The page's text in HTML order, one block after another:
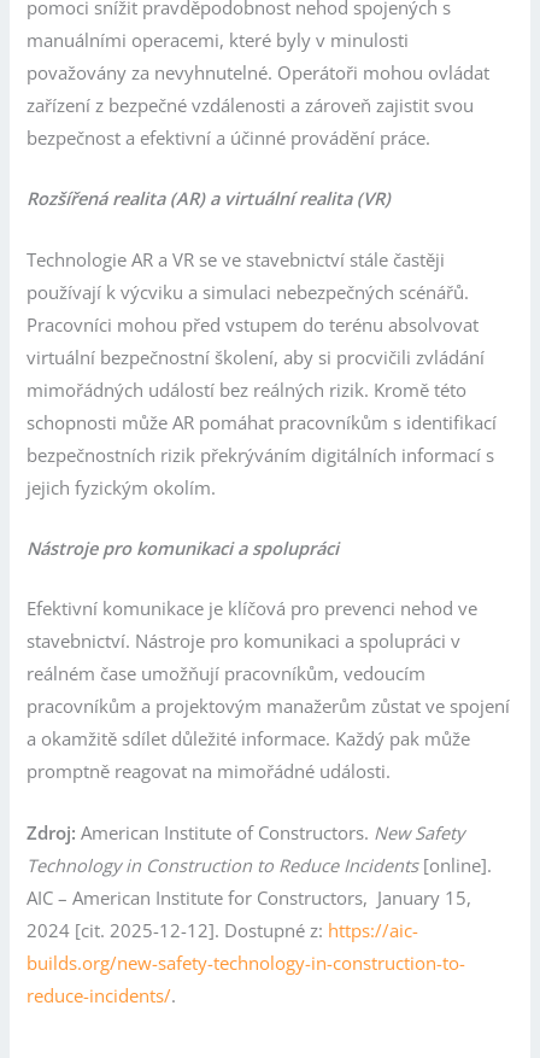
pomoci snížit pravděpodobnost nehod spojených s
manuálními operacemi, které byly v minulosti
považovány za nevyhnutelné. Operátoři mohou ovládat
zařízení z bezpečné vzdálenosti a zároveň zajistit svou
bezpečnost a efektivní a účinné provádění práce.
Rozšířená realita (AR) a virtuální realita (VR)
Technologie AR a VR se ve stavebnictví stále častěji
používají k výcviku a simulaci nebezpečných scénářů.
Pracovníci mohou před vstupem do terénu absolvovat
virtuální bezpečnostní školení, aby si procvičili zvládání
mimořádných událostí bez reálných rizik. Kromě této
schopnosti může AR pomáhat pracovníkům s identifikací
bezpečnostních rizik překrýváním digitálních informací s
jejich fyzickým okolím.
Nástroje pro komunikaci a spolupráci
Efektivní komunikace je klíčová pro prevenci nehod ve
stavebnictví. Nástroje pro komunikaci a spolupráci v
reálném čase umožňují pracovníkům, vedoucím
pracovníkům a projektovým manažerům zůstat ve spojení
a okamžitě sdílet důležité informace. Každý pak může
promptně reagovat na mimořádné události.
Zdroj: American Institute of Constructors. New Safety
Technology in Construction to Reduce Incidents[online].
AIC – American Institute for Constructors, January 15,
2024 [cit. 2025-12-12]. Dostupné z: https://aic-
builds.org/new-safety-technology-in-construction-to-
reduce-incidents/.